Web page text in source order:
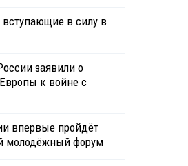
в силу в
заявили о
к войне с
впервые пройдёт
молодёжный форум